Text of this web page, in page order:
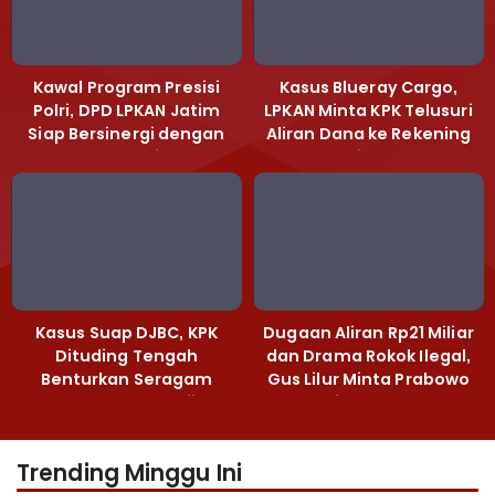
Kawal Program Presisi
Polri, DPD LPKAN Jatim
Siap Bersinergi dengan
Polda Jatim
Kasus Blueray Cargo,
LPKAN Minta KPK Telusuri
Aliran Dana ke Rekening
Heri Black
Kasus Suap DJBC, KPK
Dituding Tengah
Benturkan Seragam
Cokelat dengan Hijau
Dugaan Aliran Rp21 Miliar
dan Drama Rokok Ilegal,
Gus Lilur Minta Prabowo
Bertindak Tegas
Trending Minggu Ini